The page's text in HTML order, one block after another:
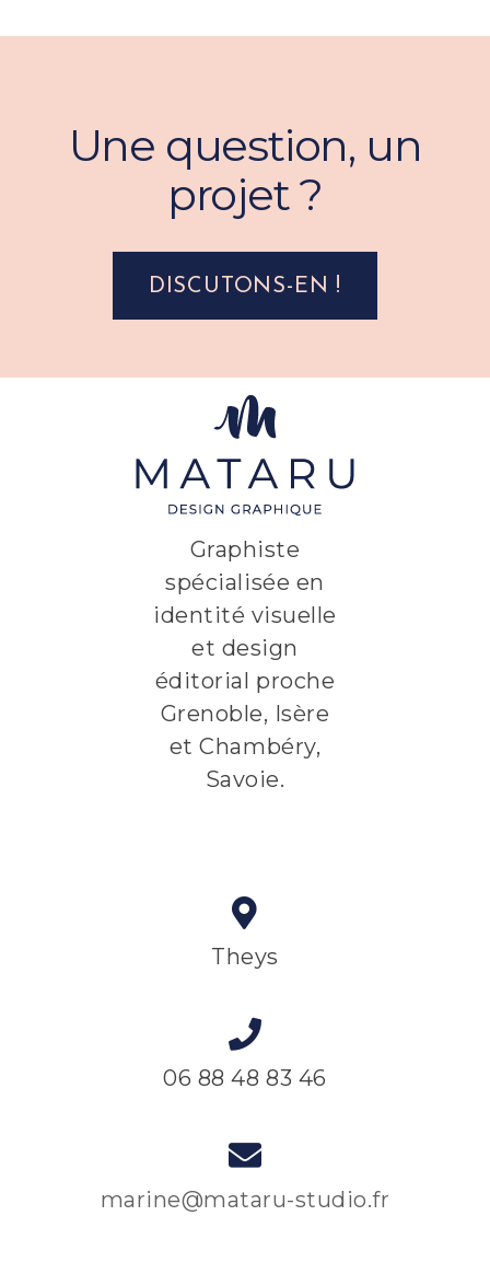
Une question, un
projet ?
DISCUTONS-EN !
Graphiste
spécialisée en
identité visuelle
et design
éditorial proche
Grenoble, Isère
et Chambéry,
Savoie.
Theys
06 88 48 83 46
marine@mataru-studio.fr